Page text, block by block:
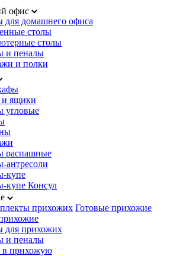
офис
для домашнего офиса
столы
столы
и пеналы
и полки
ящики
распашные
купе
Консул
прихожих Готовые прихожие
для прихожих
и пеналы
прихожую